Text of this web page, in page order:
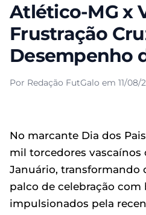
Atlético-MG x
Frustração
Desempenho
Por Redação FutGalo em 11/08/
No marcante Dia dos
mil torcedores vascaínos
Januário, transformando
palco de celebração com
impulsionados pela